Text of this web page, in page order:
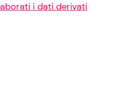
i dati derivati